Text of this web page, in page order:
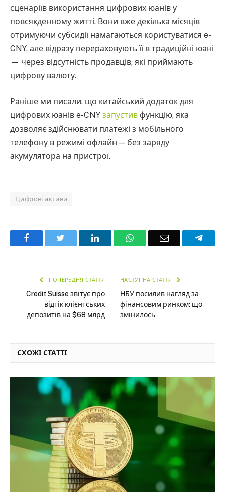
сценаріїв використання цифрових юанів у
повсякденному житті. Вони вже декілька місяців
отримуючи субсидії намагаються користуватися e-
CNY, але відразу перераховують її в традиційні юані
— через відсутність продавців, які приймають
цифрову валюту.
Раніше ми писали, що китайський додаток для
цифрових юанів e-CNY запустив функцію, яка
дозволяє здійснювати платежі з мобільного
телефону в режимі офлайн — без заряду
акумулятора на пристрої.
Цифрові активи
Facebook LinkedInWhatsAppEmail
ПОПЕРЕДНЯ СТАТТЯ
Credit Suisse звітує про
відтік клієнтських
депозитів на $68 млрд
НАСТУПНА СТАТТЯ
НБУ посилив нагляд за
фінансовим ринком: що
змінилось
СХОЖІ СТАТТІ